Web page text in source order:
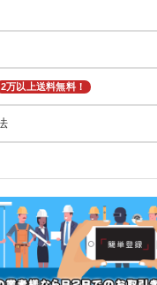
2万以上送料無料！